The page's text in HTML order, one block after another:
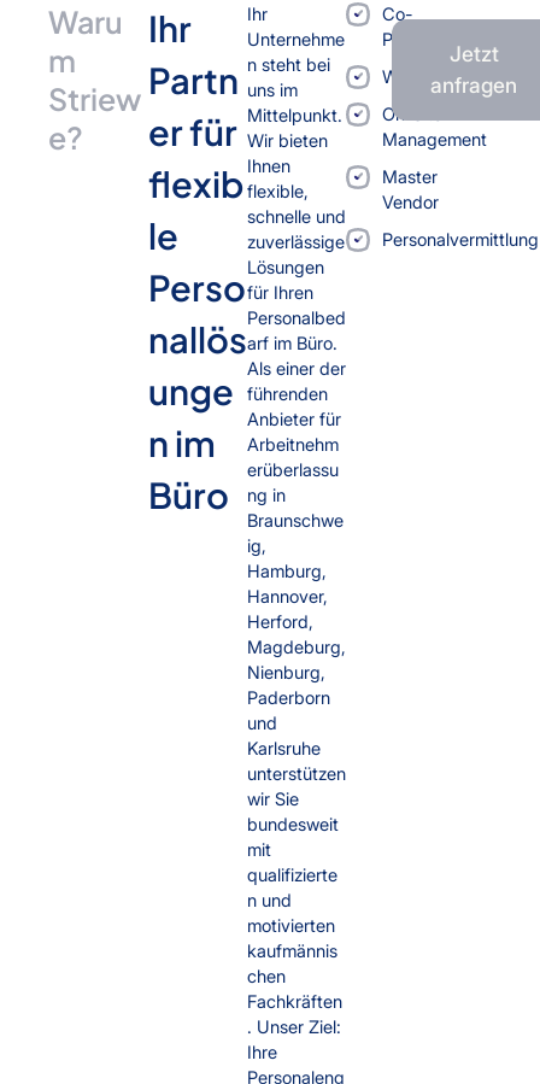
Waru
m
Striew
e?
Ihr
Partn
er für
flexib
le
Perso
nallös
unge
n im
Büro
Ihr
Unternehme
n steht bei
uns im
Mittelpunkt.
Wir bieten
Ihnen
flexible,
schnelle und
zuverlässige
Lösungen
für Ihren
Personalbed
arf im Büro.
Als einer der
führenden
Anbieter für
Arbeitnehm
erüberlassu
ng in
Braunschwe
ig,
Hamburg,
Hannover,
Herford,
Magdeburg,
Nienburg,
Paderborn
und
Karlsruhe
unterstützen
wir Sie
bundesweit
mit
qualifizierte
n und
motivierten
kaufmännis
chen
Fachkräften
. Unser Ziel:
Ihre
Personaleng
Co-
Packing
Werkvertrag
On-Site-
Management
Master
Vendor
Personalvermittlung
Jetzt
anfragen